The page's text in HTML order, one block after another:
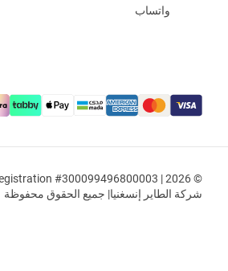
واتساب
شركة الطاير إنسغنيا| جميع الحقوق محفوظة